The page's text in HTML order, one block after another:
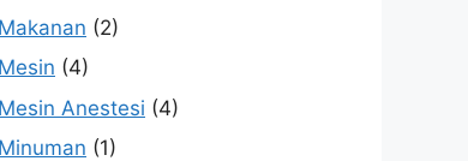
Makanan (2)
Mesin (4)
Mesin Anestesi (4)
Minuman (1)